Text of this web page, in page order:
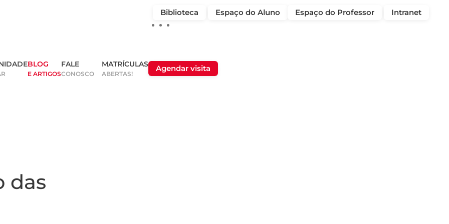
Biblioteca Espaço do Aluno Espaço do Professor Intranet
BLOG
E ARTIGOS
FALE
CONOSCO
MATRÍCULAS
ABERTAS!
Agendar visita
das